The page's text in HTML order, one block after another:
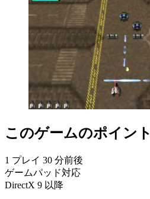
このゲームのポイント
1 プレイ 30 分前後
ゲームパッド対応
DirectX 9 以降